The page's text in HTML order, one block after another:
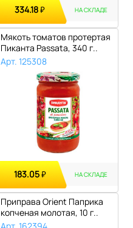
334.18₽ НА СКЛАДЕ
Мякоть томатов протертая
Пиканта Passata, 340 г..
Арт. 125308
183.05₽ НА СКЛАДЕ
Приправа Orient Паприка
копченая молотая, 10 г..